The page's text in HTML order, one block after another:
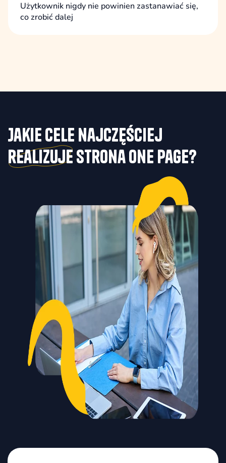
Użytkownik nigdy nie powinien zastanawiać się,
co zrobić dalej
Jakie cele najczęściej
realizujestrona one page?